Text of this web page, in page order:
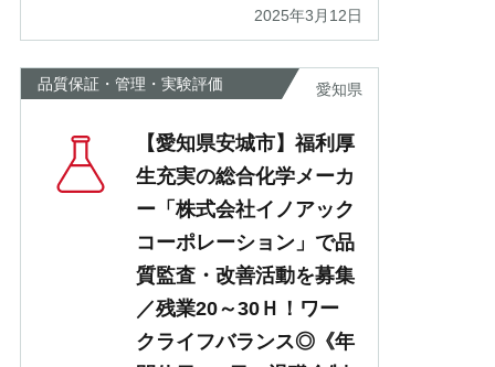
2025年3月12日
品質保証・管理・実験評価 愛知県
【愛知県安城市】福利厚
生充実の総合化学メーカ
ー「株式会社イノアック
コーポレーション」で品
質監査・改善活動を募集
／残業20～30Ｈ！ワー
クライフバランス◎《年